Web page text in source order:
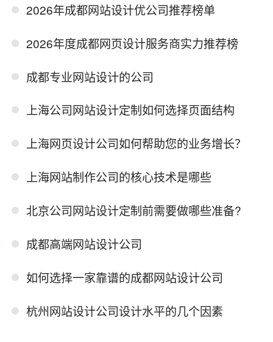
2026年成都网站设计优公司推荐榜单
2026年度成都网页设计服务商实力推荐榜
成都专业网站设计的公司
上海公司网站设计定制如何选择页面结构
上海网页设计公司如何帮助您的业务增长？
上海网站制作公司的核心技术是哪些
北京公司网站设计定制前需要做哪些准备?
成都高端网站设计公司
如何选择一家靠谱的成都网站设计公司
杭州网站设计公司设计水平的几个因素